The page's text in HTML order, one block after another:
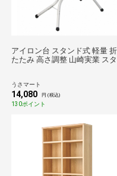
アイロン台 スタンド式 軽量 折り
たたみ 高さ調整 山崎実業 スタ
うさマート
14,080 円 (税込)
130ポイント